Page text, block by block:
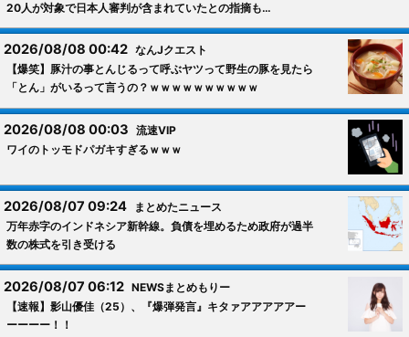
20人が対象で日本人審判が含まれていたとの指摘も…
2026/08/08 00:42なんJクエスト
【爆笑】豚汁の事とんじるって呼ぶヤツって野生の豚を見たら
「とん」がいるって言うの？ｗｗｗｗｗｗｗｗｗｗ
2026/08/08 00:03流速VIP
ワイのトッモドパガキすぎるｗｗｗ
2026/08/07 09:24まとめたニュース
万年赤字のインドネシア新幹線。負債を埋めるため政府が過半
数の株式を引き受ける
2026/08/07 06:12NEWSまとめもりー
【速報】影山優佳（25）、『爆弾発言』キタァアアアアアー
ーーーー！！